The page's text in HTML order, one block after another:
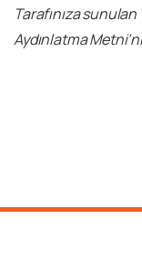
Tarafınıza
Aydınlatma